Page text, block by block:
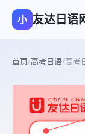
小 友达日语
首页/高考日语/高考